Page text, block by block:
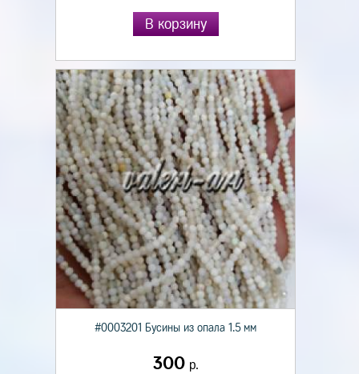
В корзину
#0003201 Бусины из опала 1.5 мм
300р.